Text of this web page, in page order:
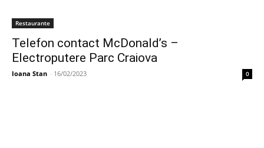
Restaurante
Telefon contact McDonald’s –
Electroputere Parc Craiova
Ioana Stan - 16/02/2023 0